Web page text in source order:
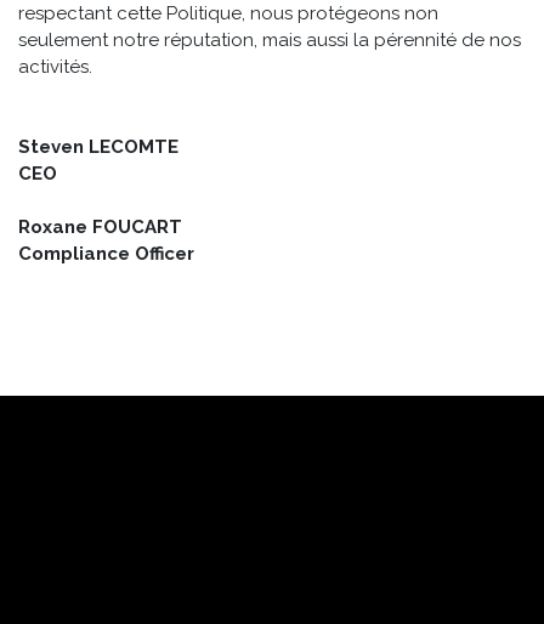
respectant cette Politique, nous protégeons non
seulement notre réputation, mais aussi la pérennité de nos
activités.
Steven LECOMTE
CEO
Roxane FOUCART
Compliance Officer